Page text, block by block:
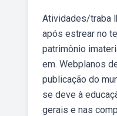
Atividades/traba
após estrear no
patrimônio
em. Webplanos
publicação do
se deve à
gerais e nas